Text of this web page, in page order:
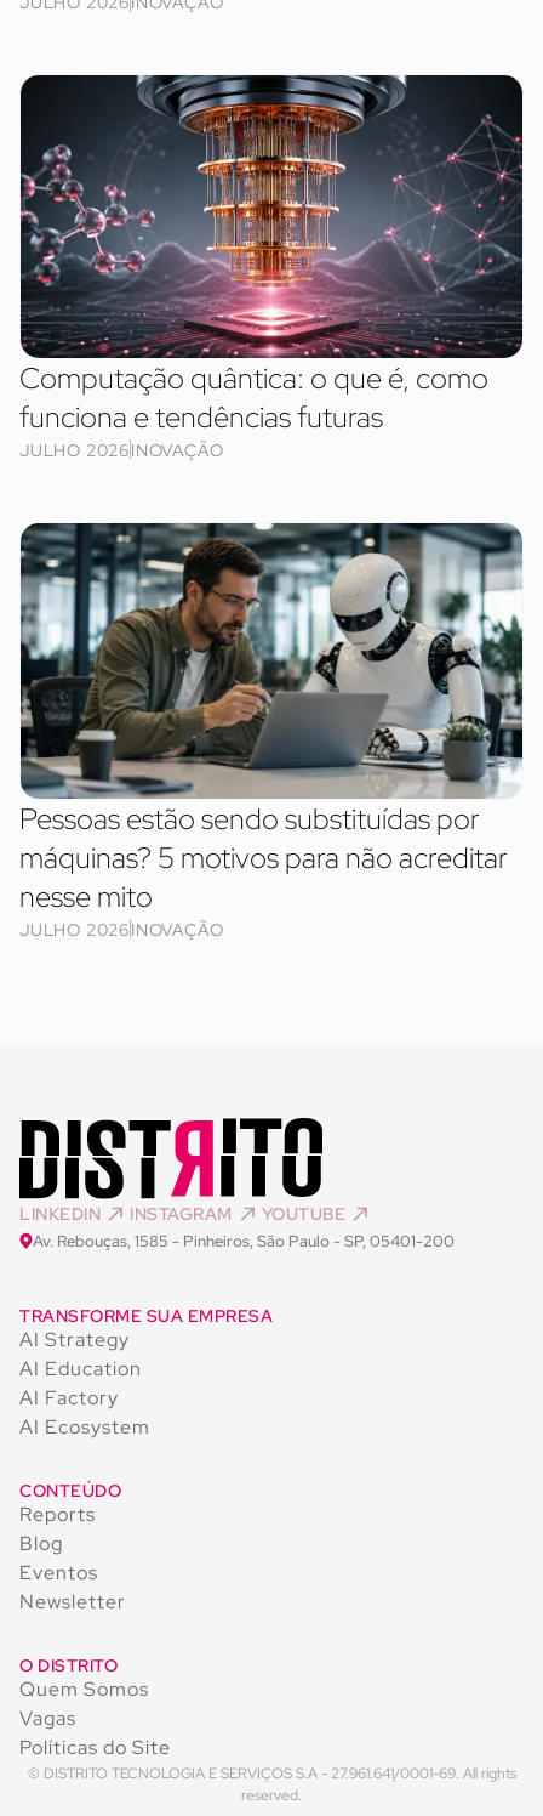
Computação quântica: o que é, como
funciona e tendências futuras
JULHO 2026INOVAÇÃO
Pessoas estão sendo substituídas por
máquinas? 5 motivos para não acreditar
nesse mito
JULHO 2026INOVAÇÃO
LINKEDIN INSTAGRAM YOUTUBE
Av. Rebouças, 1585 - Pinheiros, São Paulo - SP, 05401-200
TRANSFORME SUA EMPRESA
AI Strategy
AI Education
AI Factory
AI Ecosystem
CONTEÚDO
Reports
Blog
Eventos
Newsletter
O DISTRITO
Quem Somos
Vagas
Políticas do Site
© DISTRITO TECNOLOGIA E SERVIÇOS S.A - 27.961.641/0001-69. All rights
reserved.